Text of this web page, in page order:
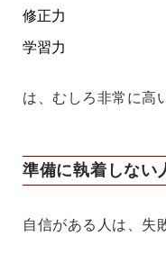
修正力
学習力
は、むしろ非常に高
準備に執着しない
自信がある人は、失